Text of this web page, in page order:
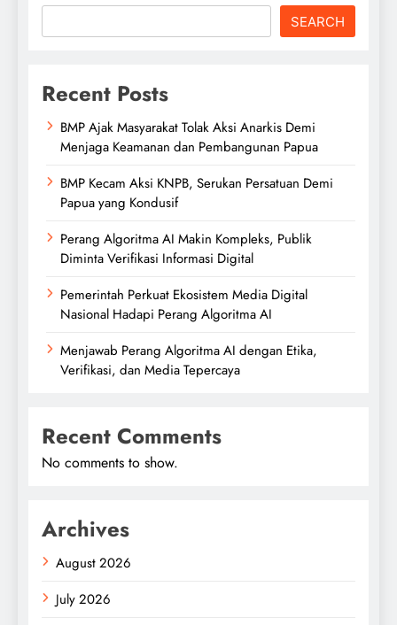
SEARCH
Recent Posts
BMP Ajak Masyarakat Tolak Aksi Anarkis Demi
Menjaga Keamanan dan Pembangunan Papua
BMP Kecam Aksi KNPB, Serukan Persatuan Demi
Papua yang Kondusif
Perang Algoritma AI Makin Kompleks, Publik
Diminta Verifikasi Informasi Digital
Pemerintah Perkuat Ekosistem Media Digital
Nasional Hadapi Perang Algoritma AI
Menjawab Perang Algoritma AI dengan Etika,
Verifikasi, dan Media Tepercaya
Recent Comments
No comments to show.
Archives
August 2026
July 2026